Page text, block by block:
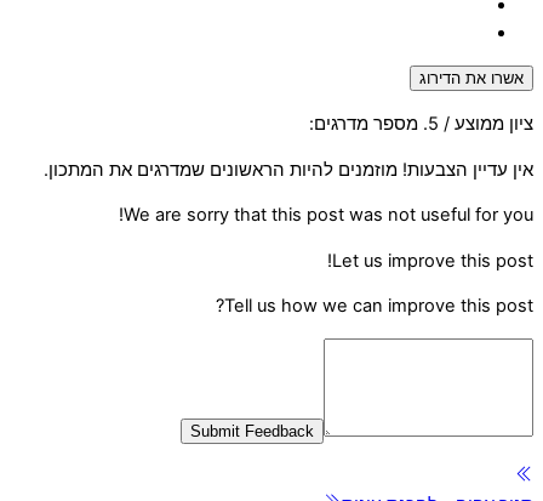
אשרו את הדירוג
ציון ממוצע / 5. מספר מדרגים:
אין עדיין הצבעות! מוזמנים להיות הראשונים שמדרגים את המתכון.
We are sorry that this post was not useful for you!
Let us improve this post!
Tell us how we can improve this post?
Submit Feedback